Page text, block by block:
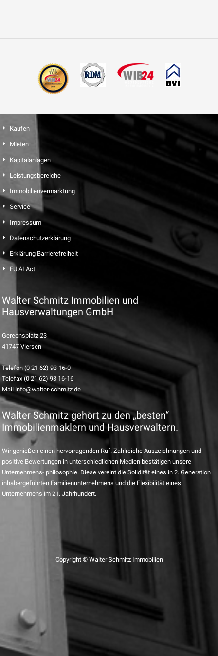
Kaufen
Mieten
Kapitalanlagen
Leistungsbereiche
Immobilienvermarktung
Service
Impressum
Datenschutzerklärung
Erklärung Barrierefreiheit
EU AI Act
Walter Schmitz Immobilien und
Hausverwaltungen GmbH
Gereonsplatz 23
41747 Viersen
Telefon (0 21 62) 93 16-0
Telefax (0 21 62) 93 16-16
Mail info@walter-schmitz.de
Walter Schmitz gehört zu den „besten“
Immobilienmaklern und Hausverwaltern.
Wir genießen einen hervorragenden Ruf. Zahlreiche Auszeichnungen und
positive Bewertungen in unterschiedlichen Medien bestätigen unsere
Unternehmens- philosophie. Diese vereint die Solidität eines in 2. Generation
inhabergeführten Familienunternehmens und die Flexibilität eines
Unternehmens im 21. Jahrhundert.
Copyright © Walter Schmitz Immobilien